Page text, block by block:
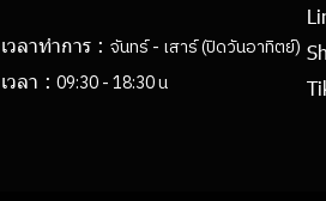
เวลาทำการ : จันทร์ - เสาร์ (ปิดวันอาทิตย์)
เวลา : 09:30 - 18:30 น